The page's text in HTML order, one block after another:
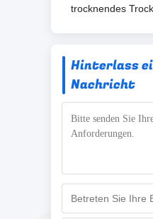
trocknendes
Hinterlass
Nachricht